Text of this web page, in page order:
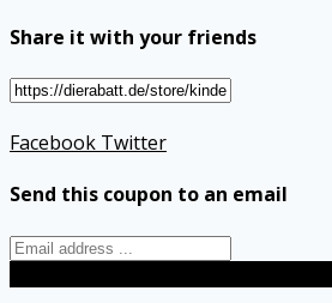
Share it with your friends
Facebook Twitter
Send this coupon to an email